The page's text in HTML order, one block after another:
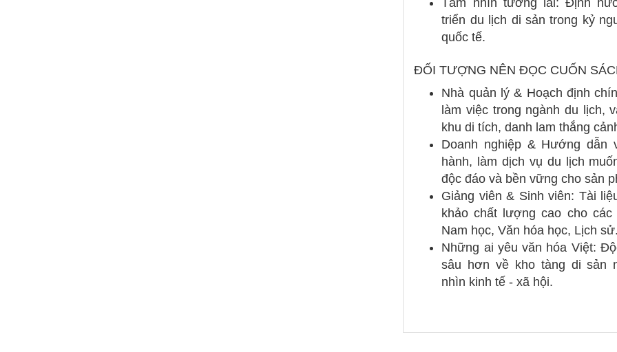
Tầm nhìn tương lai: Định
triển du lịch di sản trong kỷ
quốc tế.
ĐỐI TƯỢNG NÊN ĐỌC CUỐN
Nhà quản lý & Hoạch định
làm việc trong ngành du lịch,
khu di tích, danh lam thắng
Doanh nghiệp & Hướng dẫn
hành, làm dịch vụ du lịch
độc đáo và bền vững cho sản
Giảng viên & Sinh viên: Tài
khảo chất lượng cao cho các
Nam học, Văn hóa học, Lịch
Những ai yêu văn hóa Việt:
sâu hơn về kho tàng di sản
nhìn kinh tế - xã hội.